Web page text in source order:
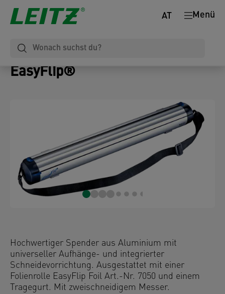
Menü
AT
EasyFlip®
Hochwertiger Spender aus Aluminium mit
universeller Aufhänge- und integrierter
Schneidevorrichtung. Ausgestattet mit einer
Folienrolle EasyFlip Foil Art.-Nr. 7050 und einem
Tragegurt. Mit zweischneidigem Messer.